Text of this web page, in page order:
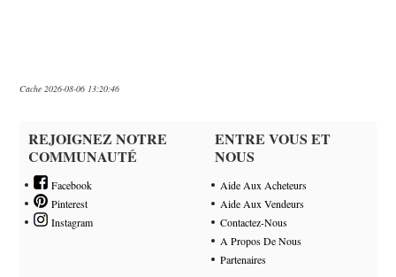
Cache 2026-08-06 13:20:46
REJOIGNEZ NOTRE
COMMUNAUTÉ
Facebook
Pinterest
Instagram
ENTRE VOUS ET
NOUS
Aide Aux Acheteurs
Aide Aux Vendeurs
Contactez-Nous
A Propos De Nous
Partenaires